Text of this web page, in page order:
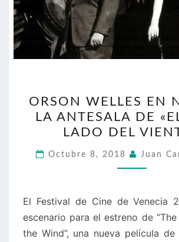
WELLES
EN
NETFLIX:
LA
«EL
OTRO
LADO
ORSON WELLES EN
LA ANTESALA DE
LADO DEL
Octubre 8, 2018 Juan
El Festival de Cine de Venecia
escenario para el estreno de
the Wind”, una nueva película de